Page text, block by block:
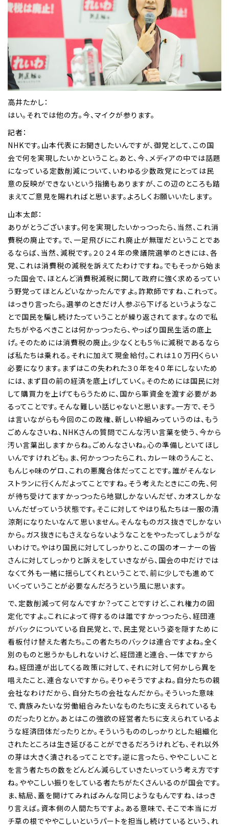
高井たかし：
はい。それでは他の方。今、マイクが参ります。
記者：
NHKです。山本代表にお聞きしたいんですが、御党として、この国
会で何を実現したいかということ。あと、今、メディアの中では話題
になっている定数削減について、いわゆる少数政党にとっては民
意の反映ができないという指摘もありますが、この辺のところも踏
まえてご意見を賜れればと思います。よろしくお願いいたします。
山本太郎：
ありがとうございます。何を実現したいかっつったら、当然、これ消
費税の廃止です。で、一足飛びにこれ廃止が無理だということであ
るならば、当然、減税です。２０２４年の衆議院選挙のときには、各
党、これは消費税の減税を訴えてたわけですね。でもそっから始ま
った国会で、ほとんど消費税減税に関して政府に強く求めるってい
う野党ってほとんどいなかったんですよ。詐欺師ですね、これって。
はっきり言ったら。選挙のときだけ人参ぶら下げるというようなこ
とで国民を騙し続けたっていうことが繰り返されてます。なので私
たちがやるべきことは何かっつったら、やっぱり国民生活の底上
げ。そのためには消費税の廃止。少なくとも５％に減税であるなら
ば私たちは乗れる。それに加えて現金給付。これは１０万円くらい
必要になります。まずはこの失われた３０年を４０年にしないため
には、まず目の前の経済を底上げしていく。そのためには国民に対
して購買力を上げてもらうために、国から軍資金を渡す必要があ
るってことです。そんな難しい話じゃないと思います。一方で、そう
は言いながらも今回のこの政権、新しい枠組みっていうのは、もう
ごめんなさいね、NHKさんの質問でこんな汚い言葉を使う、今から
汚い言葉出しますからね。ごめんなさいね。心の準備しといてほし
いんですけれども。ま、何かっつったらこれ、カレー味のうんこと、
もんじゃ味のゲロ、これの悪魔合体だってことです。誰がそんなレ
ストランに行くんだよってことですね。そう考えたときにこの先、何
が待ち受けてますかっつったら地獄しかないんだぜ、カオスしかな
いんだぜっていう状態です。そこに対してやはり私たちは一服の清
涼剤になりたいなんて思いません。そんなものガス抜きでしかない
から。ガス抜きにもさえならないようなことをやったってしょうがな
いわけで。やはり国民に対してしっかりと、この国のオーナーの皆
さんに対してしっかりと訴えをしていきながら、国会の中だけでは
なくて外も一緒に揺らしてくれということで、前に少しでも進めて
いくっていうことが必要なんだろうという風に思います。
で、定数削減って何なんですか？ってことですけど、これ権力の固
定化ですよ。これによって得するのは誰ですかっつったら、経団連
がバックについている自民党と、で、民主党という姿を隠すために
看板付け替えた者たち。この者たちのバックは連合ですよね。全く
別のものと思うかもしれないけど、経団連と連合、一体ですから
ね。経団連が出してくる政策に対して、それに対して何かしら異を
唱えたこと、連合ないですから。そりゃそうですよね。自分たちの親
会社なわけだから、自分たちの会社なんだから。そういった意味
で、貴族みたいな労働組合みたいなものたちに支えられているも
のだったりとか。あとはこの強欲の経営者たちに支えられているよ
うな経済団体だったりとか。そういうもののしっかりとした組織化
されたところは生き延びることができるだろうけれども、それ以外
の芽は大きく潰されるってことです。逆に言ったら、ややこしいこと
を言う者たちの数をどんどん減らしていきたいっていう考え方です
ね。ややこしい振りをしている者たちがたくさんいるのが国会です。
ま、結局、蓋を開けてみればみんな同じようなもんですね、はっき
り言えば。資本側の人間たちですよ。ある意味で、そこで本当にガ
チ草の根でややこしいというパートを担当し続けているという、れ